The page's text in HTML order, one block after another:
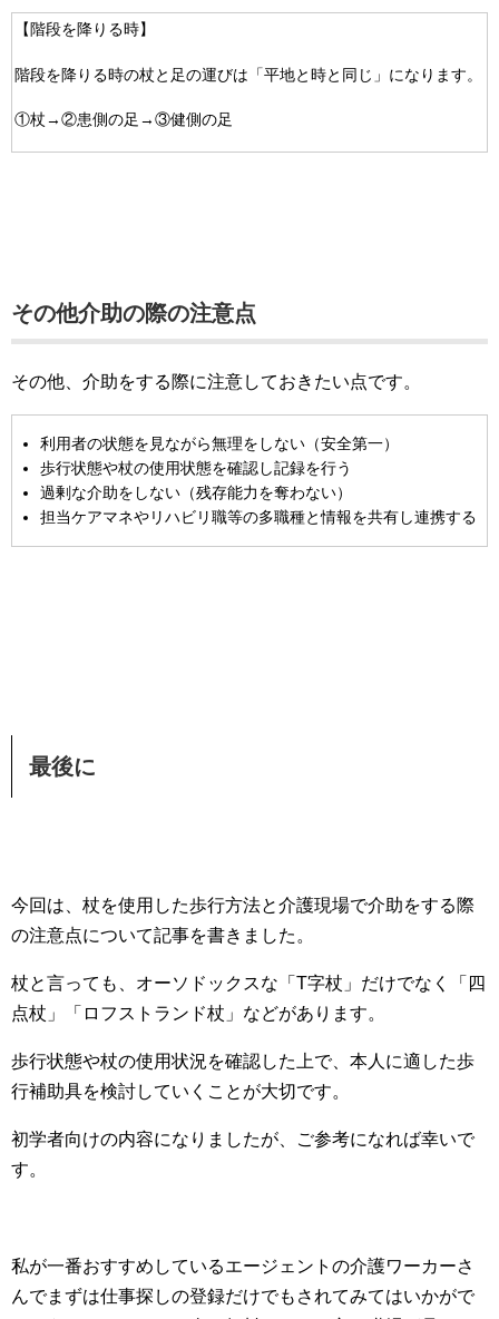
【階段を降りる時】
階段を降りる時の杖と足の運びは「平地と時と同じ」になります。
①杖→②患側の足→③健側の足
その他介助の際の注意点
その他、介助をする際に注意しておきたい点です。
利用者の状態を見ながら無理をしない（安全第一）
歩行状態や杖の使用状態を確認し記録を行う
過剰な介助をしない（残存能力を奪わない）
担当ケアマネやリハビリ職等の多職種と情報を共有し連携する
最後に
今回は、杖を使用した歩行方法と介護現場で介助をする際
の注意点について記事を書きました。
杖と言っても、オーソドックスな「T字杖」だけでなく「四
点杖」「ロフストランド杖」などがあります。
歩行状態や杖の使用状況を確認した上で、本人に適した歩
行補助具を検討していくことが大切です。
初学者向けの内容になりましたが、ご参考になれば幸いで
す。
私が一番おすすめしているエージェントの介護ワーカーさ
んでまずは仕事探しの登録だけでもされてみてはいかがで